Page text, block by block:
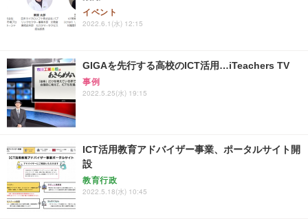
イベント
2022.6.1(水) 12:15
GIGAを先行する高校のICT活用…iTeachers TV
事例
2022.5.25(水) 19:15
ICT活用教育アドバイザー事業、ポータルサイト開
設
教育行政
2022.5.18(水) 10:45